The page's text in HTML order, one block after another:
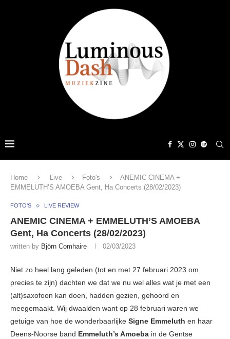
Home Live Foto's
ANEMIC CINEMA +
EMMELUTH’S AMOEBA Gent, Ha Concerts (28/02/2023)
FOTO'S LIVE REVIEW
ANEMIC CINEMA + EMMELUTH’S AMOEBA
Gent, Ha Concerts (28/02/2023)
written by Björn Comhaire 02/03/2023
Niet zo heel lang geleden (tot en met 27 februari 2023 om
precies te zijn) dachten we dat we nu wel alles wat je met een
(alt)saxofoon kan doen, hadden gezien, gehoord en
meegemaakt. Wij dwaalden want op 28 februari waren we
getuige van hoe de wonderbaarlijke Signe Emmeluth en haar
Deens-Noorse band Emmeluth’s Amoeba in de Gentse